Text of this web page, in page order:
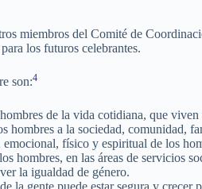
miembros del Comité de
los futuros celebrantes.
son:4
de la vida cotidiana, que viven
hombres a la sociedad, comunidad,
físico y espiritual de los
hombres, en las áreas de servicios
la igualdad de género.
la gente puede estar segura y crecer